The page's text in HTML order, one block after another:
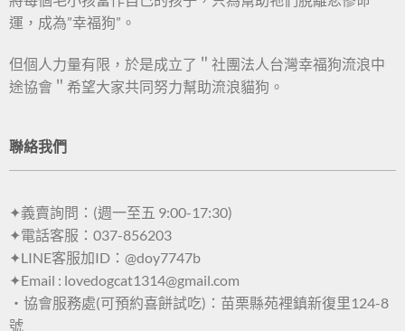
運，成為”幸福狗”。
但個人力量有限，於是成立了＂社團法人台灣幸福狗流浪中
途協會＂希望大家共同努力幫助流浪貓狗。
聯絡我們
✦義賣詢問：(週一至五 9:00-17:30)
✦電話客服：037-856203
✦LINE客服加ID：@doy7747b
✦Email : lovedogcat1314@gmail.com
・協會服務處(可預約喜餅試吃)：苗栗縣苑裡鎮新復里124-8
號